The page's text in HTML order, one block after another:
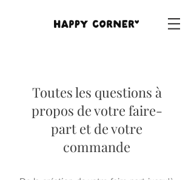
Toutes les questions à
propos de votre faire-
part et de votre
commande